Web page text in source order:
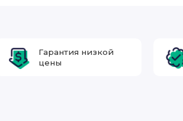
Гарантия низкой
цены